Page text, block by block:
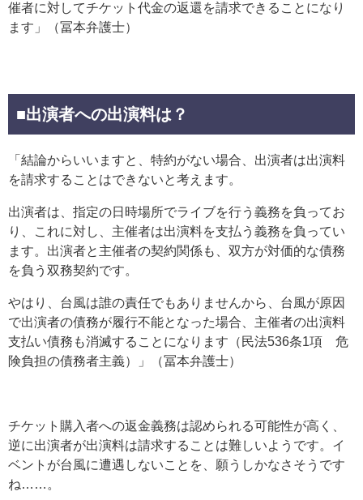
催者に対してチケット代金の返還を請求できることになり
ます」（冨本弁護士）
■出演者への出演料は？
「結論からいいますと、特約がない場合、出演者は出演料
を請求することはできないと考えます。
出演者は、指定の日時場所でライブを行う義務を負ってお
り、これに対し、主催者は出演料を支払う義務を負ってい
ます。出演者と主催者の契約関係も、双方が対価的な債務
を負う双務契約です。
やはり、台風は誰の責任でもありませんから、台風が原因
で出演者の債務が履行不能となった場合、主催者の出演料
支払い債務も消滅することになります（民法536条1項 危
険負担の債務者主義）」（冨本弁護士）
チケット購入者への返金義務は認められる可能性が高く、
逆に出演者が出演料は請求することは難しいようです。イ
ベントが台風に遭遇しないことを、願うしかなさそうです
ね……。